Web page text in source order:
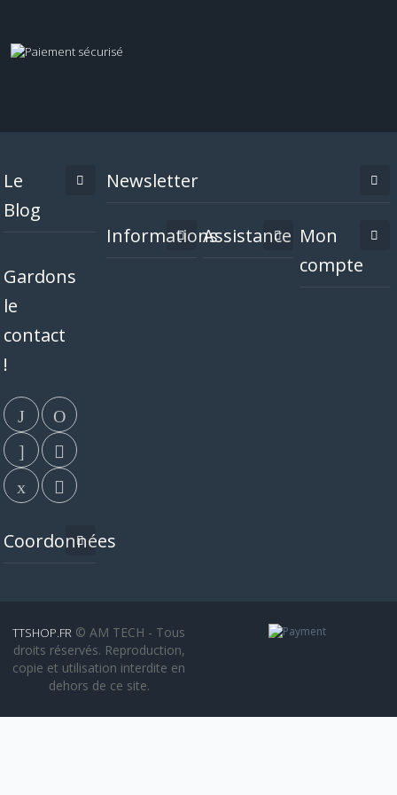
Le
Blog
Gardons
le
contact
!
Coordonnées
Newsletter
InformationsAssistance Mon
compte
TTSHOP.FR © AM TECH - Tous
droits réservés. Reproduction,
copie et utilisation interdite en
dehors de ce site.